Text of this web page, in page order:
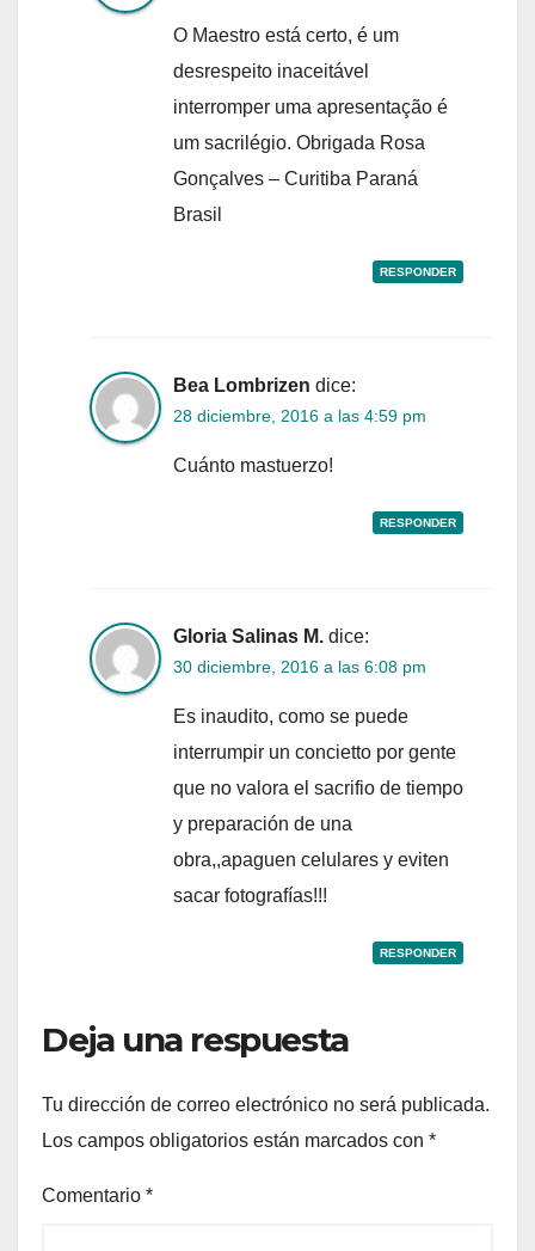
O Maestro está certo, é um
desrespeito inaceitável
interromper uma apresentação é
um sacrilégio. Obrigada Rosa
Gonçalves – Curitiba Paraná
Brasil
RESPONDER
Bea Lombrizen dice:
28 diciembre, 2016 a las 4:59 pm
Cuánto mastuerzo!
RESPONDER
Gloria Salinas M. dice:
30 diciembre, 2016 a las 6:08 pm
Es inaudito, como se puede
interrumpir un concietto por gente
que no valora el sacrifio de tiempo
y preparación de una
obra,,apaguen celulares y eviten
sacar fotografías!!!
RESPONDER
Deja una respuesta
Tu dirección de correo electrónico no será publicada.
Los campos obligatorios están marcados con *
Comentario *